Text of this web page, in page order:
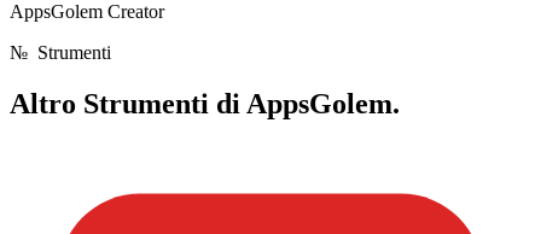
AppsGolem Creator
№ Strumenti
Altro Strumenti di AppsGolem.